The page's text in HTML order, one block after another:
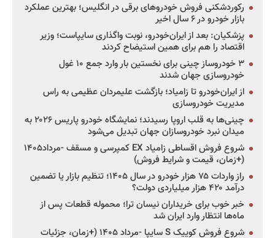
رکوردشکنی فروش خودروهای برقی در انگلیس؛ بهترین عملکرد
بازار خودرو در ۶ سال اخیر
پزشکیان: بعد از ایران‌خودرو، نوبت واگذاری سایپاست؛ وزیر
اقتصاد را هم برای همین استیضاح کردند
۳ خودروساز چینی برای نخستین بار وارد جمع ۱۰ غول
خودروسازی جهان شدند
از ایران‌خودرو تا زامیاد؛ بازگشت علیمردان عظیمی به راس
مدیریت خودروسازی
چینی‌ها به قلب اروپا رسیدند؛ نمایشگاه خودرو پاریس ۲۰۲۶ به
میدان نبرد خودروسازان جهان تبدیل می‌شود
شروع فروش اقساطی زامیاد EX کمپرسی و مسقف -مرداد۱۴۰۵
(+زمان، قیمت و شرایط فروش)
راز واردات ۷۵ هزار خودرو در سال ۱۴۰۵؛ تنظیم بازار یا تضمین
درآمد ۴۲۰ هزار میلیاردی دولت؟
خبر خوب برای خریداران نیسان ترا؛ محموله قطعات پس از
ماه‌ها انتظار وارد ایران شد
شروع فروش کوییک S سایپا -مرداد ۱۴۰۵ (+زمان، جزئیات